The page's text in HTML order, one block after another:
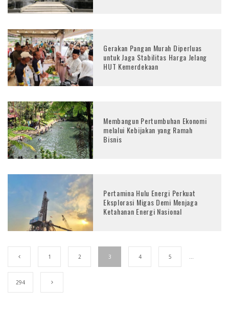
Gerakan Pangan Murah Diperluas
untuk Jaga Stabilitas Harga Jelang
HUT Kemerdekaan
Membangun Pertumbuhan Ekonomi
melalui Kebijakan yang Ramah
Bisnis
Pertamina Hulu Energi Perkuat
Eksplorasi Migas Demi Menjaga
Ketahanan Energi Nasional
1 2 3 4 5 …
294